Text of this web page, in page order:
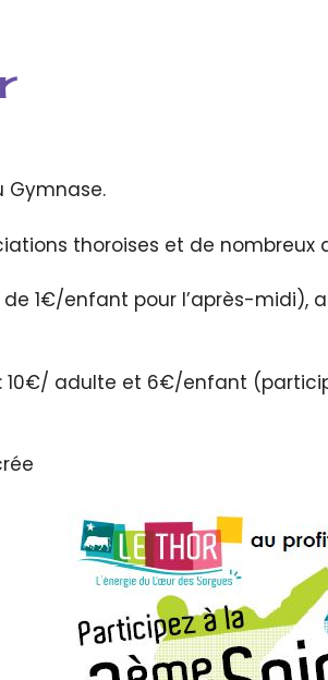
Gymnase.
thoroises et de nombreux
1€/enfant pour l’après-midi),
10€/ adulte et 6€/enfant